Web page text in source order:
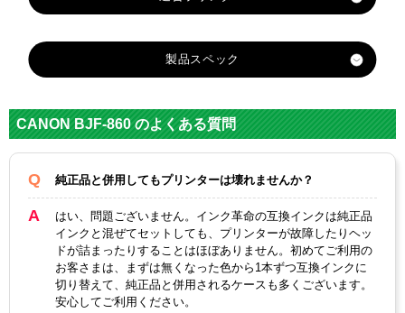
製品スペック
メー
カー
キヤノン
対応
型番
BCI-
6PC
BCI-
6PM
BCI-
3EY
BCI-
3EC
BCI-
3EM
6BK
カラ
ー
フォ
トシ
アン
フォ
トマ
ゼン
タ
イエ
ロー
シア
ン
マゼ
ンタ
ブラ
ック
CANON BJF-860 のよくある質問
純正品と併用してもプリンターは壊れませんか？
はい、問題ございません。インク革命の互換インクは純正品
インクと混ぜてセットしても、プリンターが故障したりヘッ
ドが詰まったりすることはほぼありません。初めてご利用の
お客さまは、まずは無くなった色から1本ずつ互換インクに
切り替えて、純正品と併用されるケースも多くございます。
安心してご利用ください。